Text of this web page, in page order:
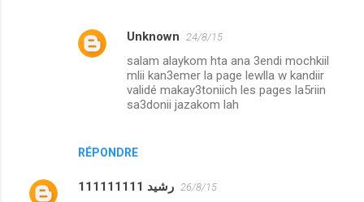
RÉPONDRE
Unknown 24/8/15
salam alaykom hta ana 3endi mochkiil
mlii kan3emer la page lewlla w kandiir
validé makay3toniich les pages la5riin
sa3donii jazakom lah
رشيد 111111111 26/8/15